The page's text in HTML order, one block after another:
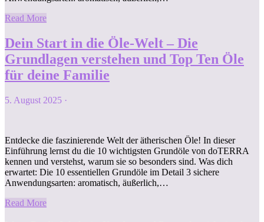
Read More
Dein Start in die Öle-Welt – Die
Grundlagen verstehen und Top Ten Öle
für deine Familie
5. August 2025 ·
Entdecke die faszinierende Welt der ätherischen Öle! In dieser
Einführung lernst du die 10 wichtigsten Grundöle von doTERRA
kennen und verstehst, warum sie so besonders sind. Was dich
erwartet: Die 10 essentiellen Grundöle im Detail 3 sichere
Anwendungsarten: aromatisch, äußerlich,…
Read More